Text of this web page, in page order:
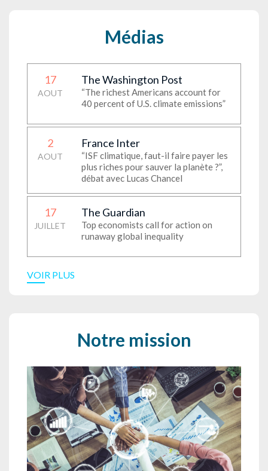
Médias
17
AOUT
The Washington Post
“The richest Americans account for
40 percent of U.S. climate emissions”
2
AOUT
France Inter
“ISF climatique, faut-il faire payer les
plus riches pour sauver la planète ?”,
débat avec Lucas Chancel
17
JUILLET
The Guardian
Top economists call for action on
runaway global inequality
VOIR PLUS
Notre mission